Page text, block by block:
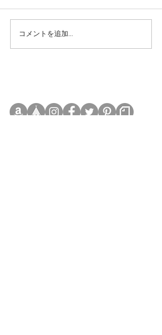
『高輪ゲートウェイ駅』
開業記念スタンプ台紙
コメントを追加…